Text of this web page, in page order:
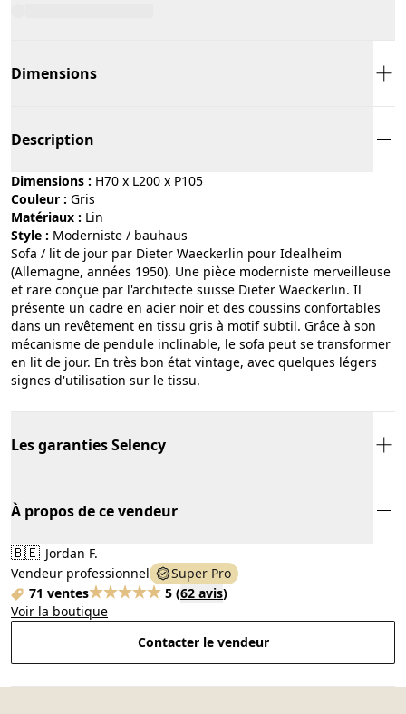
Dimensions
Description
Dimensions : H70 x L200 x P105
Couleur :
gris
Matériaux :
lin
Style :
moderniste / bauhaus
Sofa / lit de jour par Dieter Waeckerlin pour Idealheim
(Allemagne, années 1950). Une pièce moderniste merveilleuse
et rare conçue par l'architecte suisse Dieter Waeckerlin. Il
présente un cadre en acier noir et des coussins confortables
dans un revêtement en tissu gris à motif subtil. Grâce à son
mécanisme de pendule inclinable, le sofa peut se transformer
en lit de jour. En très bon état vintage, avec quelques légers
signes d'utilisation sur le tissu.
Les garanties Selency
À propos de ce vendeur
🇧🇪 Jordan F.
Vendeur professionnel
Super Pro
71 ventes
5 (62 avis)
Voir la boutique
Contacter le vendeur